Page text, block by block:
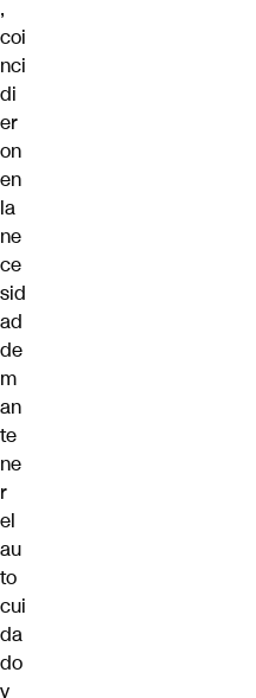
,
coi
nci
di
er
on
en
la
ne
ce
sid
ad
de
m
an
te
ne
r
el
au
to
cui
da
do
y